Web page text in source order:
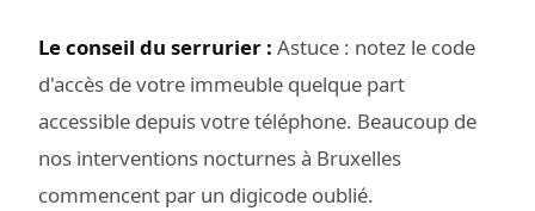
Le conseil du serrurier : Astuce : notez le code
d'accès de votre immeuble quelque part
accessible depuis votre téléphone. Beaucoup de
nos interventions nocturnes à Bruxelles
commencent par un digicode oublié.